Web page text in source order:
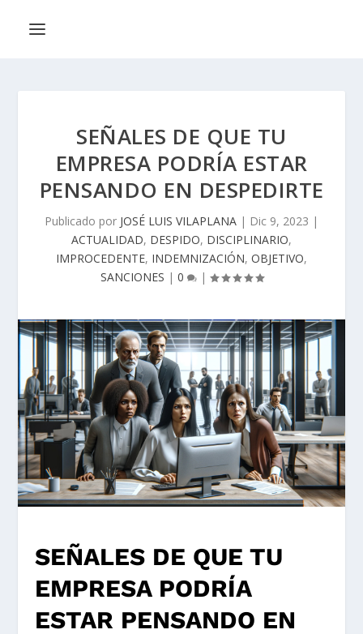
SEÑALES DE QUE TU
EMPRESA PODRÍA ESTAR
PENSANDO EN DESPEDIRTE
Publicado por JOSÉ LUIS VILAPLANA | Dic 9, 2023 |
ACTUALIDAD, DESPIDO, DISCIPLINARIO,
IMPROCEDENTE, INDEMNIZACIÓN, OBJETIVO,
SANCIONES | 0 |
SEÑALES DE QUE TU
EMPRESA PODRÍA
ESTAR PENSANDO EN